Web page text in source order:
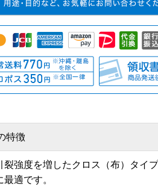
特徴
強度を増したクロス（布）タイプ
適です。